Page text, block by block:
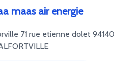
maas air energie
71 rue etienne dolet 94140